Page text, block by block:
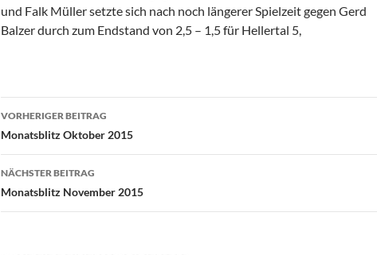
und Falk Müller setzte sich nach noch längerer Spielzeit gegen Gerd
Balzer durch zum Endstand von 2,5 – 1,5 für Hellertal 5,
Beitragsnavigation
VORHERIGER BEITRAG
Monatsblitz Oktober 2015
NÄCHSTER BEITRAG
Monatsblitz November 2015